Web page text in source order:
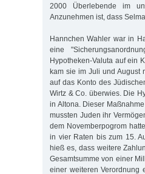
2000 Überlebende im
Anzunehmen ist, dass
Hannchen Wahler war in
eine
Hypotheken-Valuta auf ein
kam sie im Juli und August
auf das Konto des
Wirtz & Co. überwies. Die
in Altona. Dieser
mussten Juden ihr
dem Novemberpogrom
in vier Raten bis zum 15.
hieß es, dass weitere
Gesamtsumme von einer
einer weiteren Verordnung